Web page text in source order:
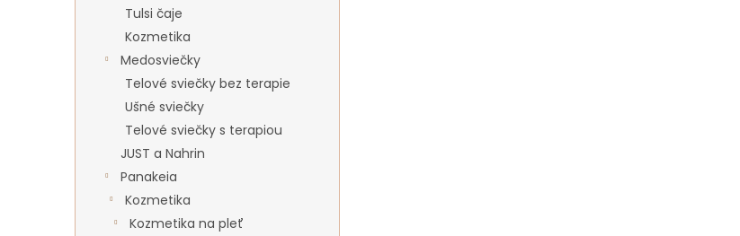
Tulsi čaje
Kozmetika
Medosviečky
Telové sviečky bez terapie
Ušné sviečky
Telové sviečky s terapiou
JUST a Nahrin
Panakeia
Kozmetika
Kozmetika na pleť